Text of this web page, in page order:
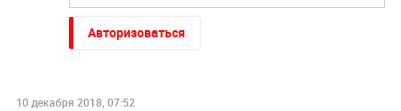
Авторизоваться
10 декабря 2018, 07:52